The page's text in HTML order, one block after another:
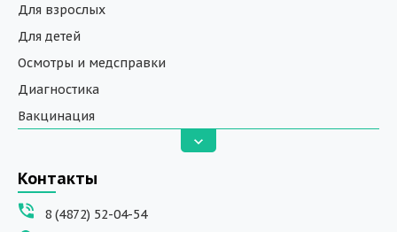
Для взрослых
Для детей
Осмотры и медсправки
Диагностика
Вакцинация
Вызов на дом
ДНК исследования
Программы обучения
Контакты
8 (4872) 52-04-54